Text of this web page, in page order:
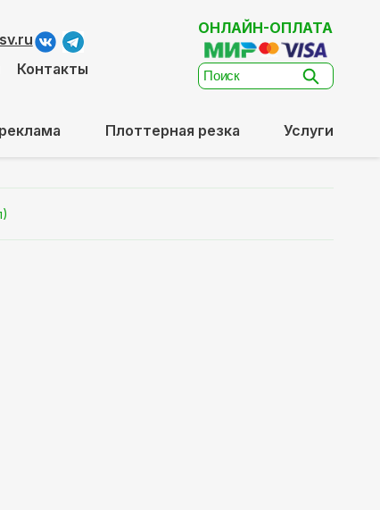
Контакты
ОНЛАЙН-ОПЛАТА
Плоттерная резка Услуги